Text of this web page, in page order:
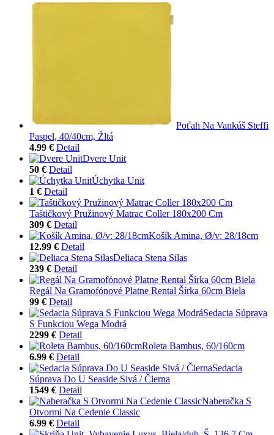
Poťah Na Vankúš Steffi
Paspel, 40/40cm, Žltá
4.99 € Detail
Dvere Unit
50 € Detail
Úchytka Unit
1 € Detail
Taštičkový Pružinový Matrac Coller 180x200 Cm
309 € Detail
Košík Amina, Ø/v: 28/18cm
12.99 € Detail
Deliaca Stena Silas
239 € Detail
Regál Na Gramofónové Platne Rental Šírka 60cm Biela
99 € Detail
Sedacia Súprava
S Funkciou Wega Modrá
2299 € Detail
Roleta Bambus, 60/160cm
6.99 € Detail
Sedacia
Súprava Do U Seaside Sivá / Čierna
1549 € Detail
Naberačka S
Otvormi Na Cedenie Classic
6.99 € Detail